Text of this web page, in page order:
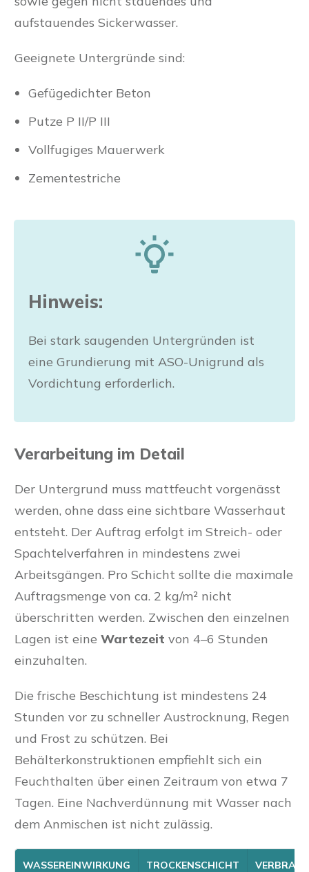
aufstauendes Sickerwasser.
Geeignete Untergründe sind:
Gefügedichter Beton
Putze P II/P III
Vollfugiges Mauerwerk
Zementestriche
Hinweis:
Bei stark saugenden Untergründen ist
eine Grundierung mit ASO-Unigrund als
Vordichtung erforderlich.
Verarbeitung im Detail
Der Untergrund muss mattfeucht vorgenässt
werden, ohne dass eine sichtbare Wasserhaut
entsteht. Der Auftrag erfolgt im Streich- oder
Spachtelverfahren in mindestens zwei
Arbeitsgängen. Pro Schicht sollte die maximale
Auftragsmenge von ca. 2 kg/m² nicht
überschritten werden. Zwischen den einzelnen
Lagen ist eine Wartezeit von 4–6 Stunden
einzuhalten.
Die frische Beschichtung ist mindestens 24
Stunden vor zu schneller Austrocknung, Regen
und Frost zu schützen. Bei
Behälterkonstruktionen empfiehlt sich ein
Feuchthalten über einen Zeitraum von etwa 7
Tagen. Eine Nachverdünnung mit Wasser nach
dem Anmischen ist nicht zulässig.
WASSEREINWIRKUNG TROCKENSCHICHT